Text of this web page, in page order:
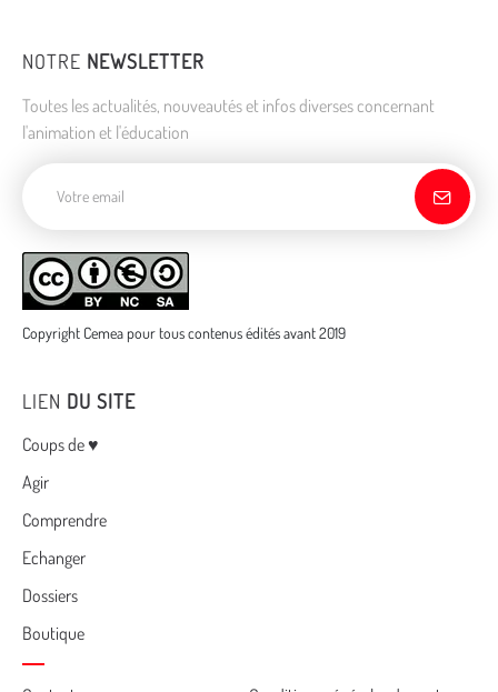
NOTRE NEWSLETTER
Toutes les actualités, nouveautés et infos diverses concernant
l'animation et l'éducation
Copyright Cemea pour tous contenus édités avant 2019
LIEN DU SITE
Menu
Coups de ♥
Agir
Comprendre
Echanger
Dossiers
Boutique